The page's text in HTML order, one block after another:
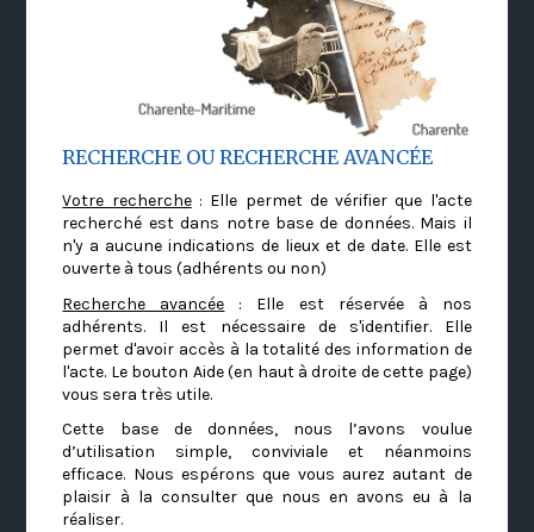
RECHERCHE OU RECHERCHE AVANCÉE
Votre recherche: Elle permet de vérifier que l'acte
recherché est dans notre base de données. Mais il
n'y a aucune indications de lieux et de date. Elle est
ouverte à tous (adhérents ou non)
Recherche avancée : Elle est réservée à nos
adhérents. Il est nécessaire de s'identifier. Elle
permet d'avoir accès à la totalité des information de
l'acte. Le bouton Aide (en haut à droite de cette page)
vous sera très utile.
Cette base de données, nous l’avons voulue
d’utilisation simple, conviviale et néanmoins
efficace. Nous espérons que vous aurez autant de
plaisir à la consulter que nous en avons eu à la
réaliser.